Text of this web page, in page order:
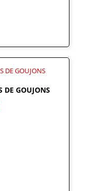
DE GOUJONS